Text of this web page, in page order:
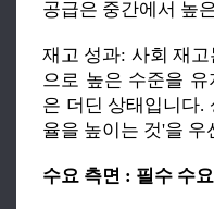
공급은 중간에서 높
재고 성과: 사회 재
으로 높은 수준을
은 더딘 상태입니다.
율을 높이는 것'을
수요 측면 : 필수 수